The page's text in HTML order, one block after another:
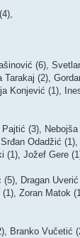
(6),
(2),
Konjević (1),
(3),
Odadžić
(1), Jožef Gere
Dragan
Zoran Matok
Branko Vučetić